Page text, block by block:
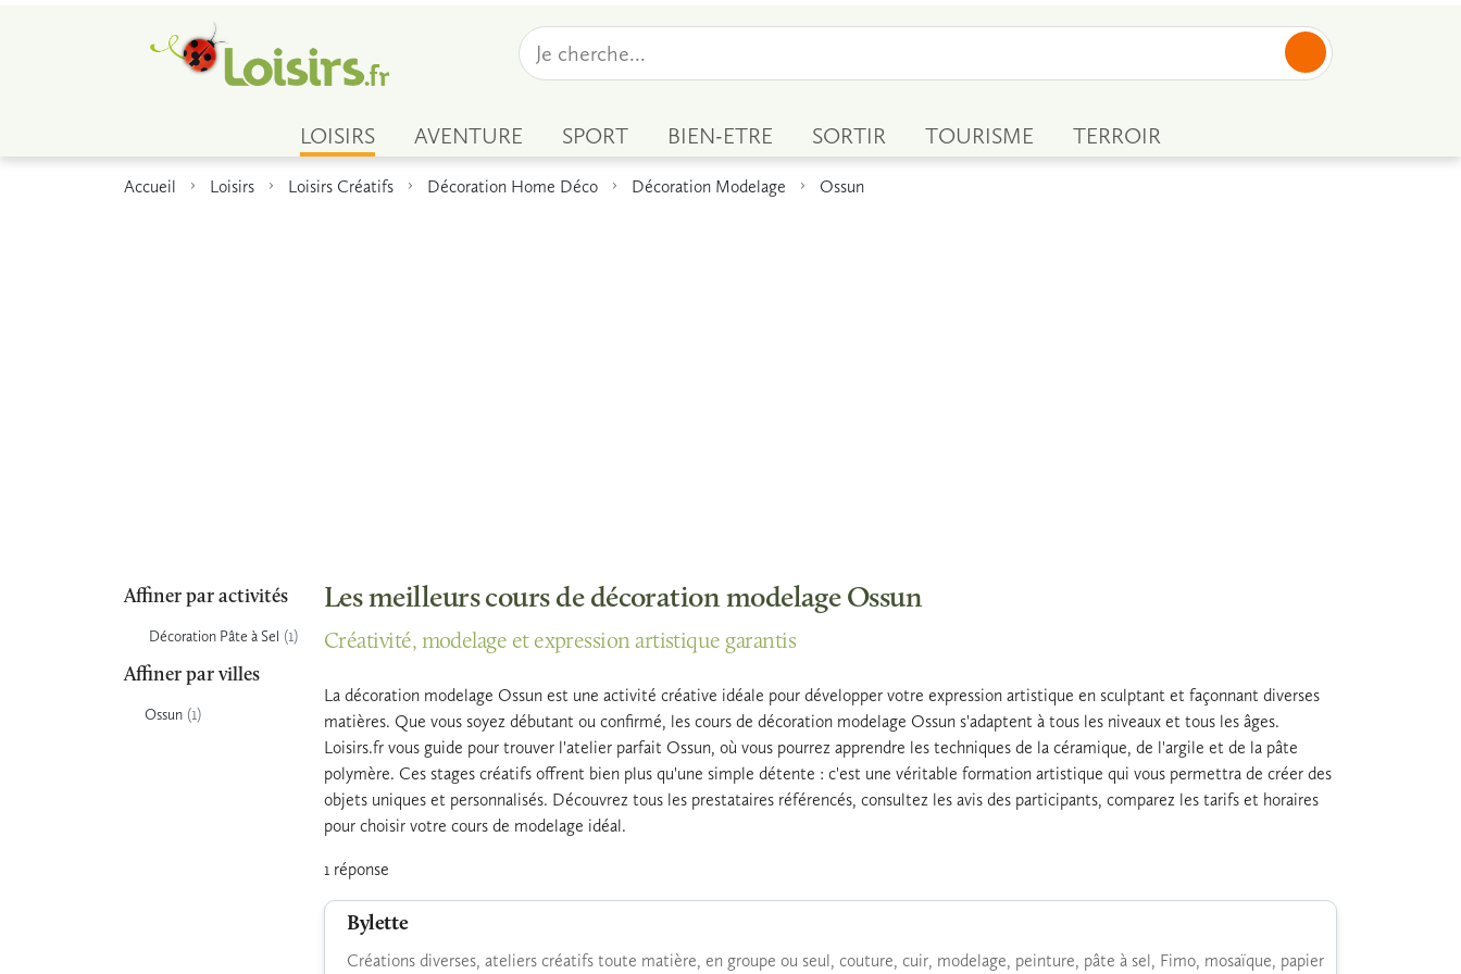
LOISIRS AVENTURE SPORT BIEN-ETRE SORTIR TOURISME TERROIR
Accueil Loisirs Loisirs Créatifs Décoration Home Déco Décoration Modelage Ossun
Affiner par activités
Décoration Pâte à Sel (1)
Affiner par villes
Ossun (1)
Les meilleurs cours de décoration modelage Ossun
Créativité, modelage et expression artistique garantis
La décoration modelage Ossun est une activité créative idéale pour développer votre expression artistique en sculptant et façonnant diverses
matières. Que vous soyez débutant ou confirmé, les cours de décoration modelage Ossun s'adaptent à tous les niveaux et tous les âges.
Loisirs.fr vous guide pour trouver l'atelier parfait Ossun, où vous pourrez apprendre les techniques de la céramique, de l'argile et de la pâte
polymère. Ces stages créatifs offrent bien plus qu'une simple détente : c'est une véritable formation artistique qui vous permettra de créer des
objets uniques et personnalisés. Découvrez tous les prestataires référencés, consultez les avis des participants, comparez les tarifs et horaires
pour choisir votre cours de modelage idéal.
1 réponse
Bylette
Créations diverses, ateliers créatifs toute matière, en groupe ou seul, couture, cuir, modelage, peinture, pâte à sel, Fimo, mosaïque, papier